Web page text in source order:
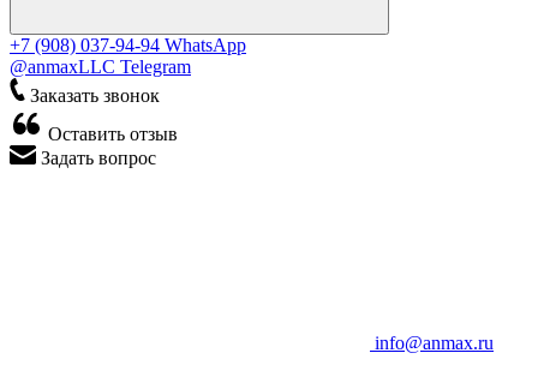
+7 (908) 037-94-94 WhatsApp
@anmaxLLC Telegram
Заказать звонок
Оставить отзыв
Задать вопрос
info@anmax.ru